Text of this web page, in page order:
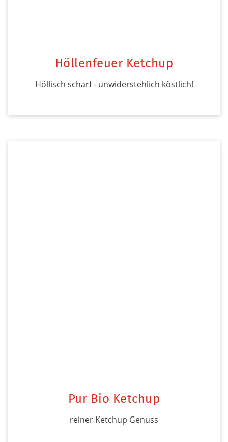
Höllenfeuer Ketchup
Höllisch scharf - unwiderstehlich köstlich!
Pur Bio Ketchup
reiner Ketchup Genuss